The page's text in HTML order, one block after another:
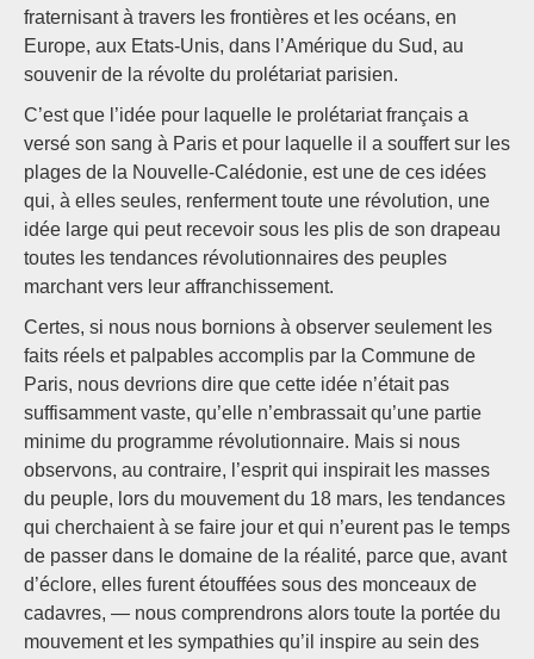
fraternisant à travers les frontières et les océans, en
Europe, aux Etats-Unis, dans l’Amérique du Sud, au
souvenir de la révolte du prolétariat parisien.
C’est que l’idée pour laquelle le prolétariat français a
versé son sang à Paris et pour laquelle il a souffert sur les
plages de la Nouvelle-Calédonie, est une de ces idées
qui, à elles seules, renferment toute une révolution, une
idée large qui peut recevoir sous les plis de son drapeau
toutes les tendances révolutionnaires des peuples
marchant vers leur affranchissement.
Certes, si nous nous bornions à observer seulement les
faits réels et palpables accomplis par la Commune de
Paris, nous devrions dire que cette idée n’était pas
suffisamment vaste, qu’elle n’embrassait qu’une partie
minime du programme révolutionnaire. Mais si nous
observons, au contraire, l’esprit qui inspirait les masses
du peuple, lors du mouvement du 18 mars, les tendances
qui cherchaient à se faire jour et qui n’eurent pas le temps
de passer dans le domaine de la réalité, parce que, avant
d’éclore, elles furent étouffées sous des monceaux de
cadavres, — nous comprendrons alors toute la portée du
mouvement et les sympathies qu’il inspire au sein des